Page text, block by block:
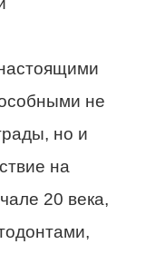
не
но и
на
20 века,